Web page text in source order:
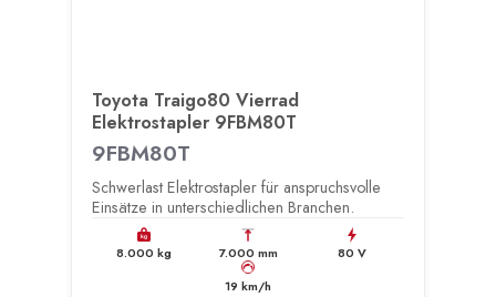
Toyota Traigo80 Vierrad
Elektrostapler 9FBM80T
9FBM80T
Schwerlast Elektrostapler für anspruchsvolle
Einsätze in unterschiedlichen Branchen.
kg
8.000 kg 7.000 mm 80 V
km/h
19 km/h